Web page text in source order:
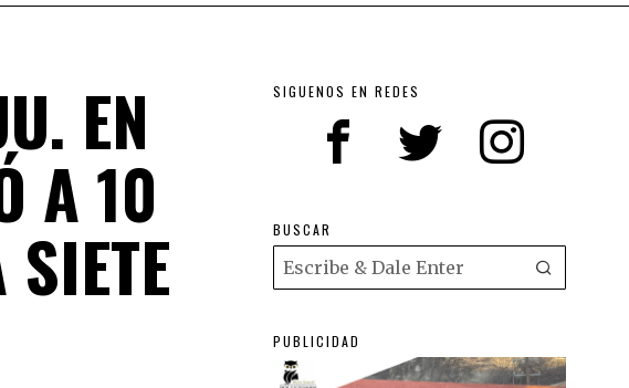
EN
A 10
SIGUENOS EN REDES
BUSCAR
PUBLICIDAD